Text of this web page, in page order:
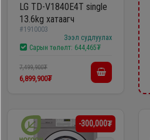
LG TD-V1840E4T single
13.6kg хатаагч
#1910003
Зээл судлуулах
Сарын төлөлт: 644,465₮
7,499,900₮
6,899,900₮
-300,000₮